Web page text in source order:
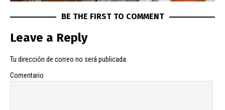
BE THE FIRST TO COMMENT
Leave a Reply
Tu dirección de correo no será publicada.
Comentario